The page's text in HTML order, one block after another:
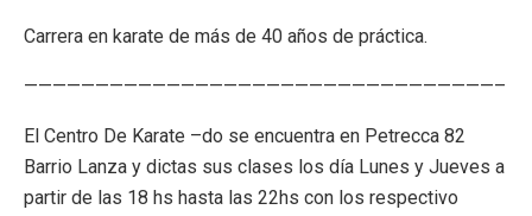
Carrera en karate de más de 40 años de práctica.
—————————————————————————————————–
El Centro De Karate –do se encuentra en Petrecca 82
Barrio Lanza y dictas sus clases los día Lunes y Jueves a
partir de las 18 hs hasta las 22hs con los respectivo